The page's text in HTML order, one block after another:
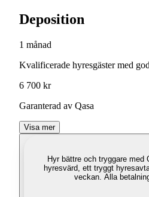
Deposition
1 månad
Kvalificerade hyresgäster med
6 700 kr
Garanterad av Qasa
Visa mer
Hyr bättre och tryggare med
hyresvärd, ett tryggt
veckan. Alla